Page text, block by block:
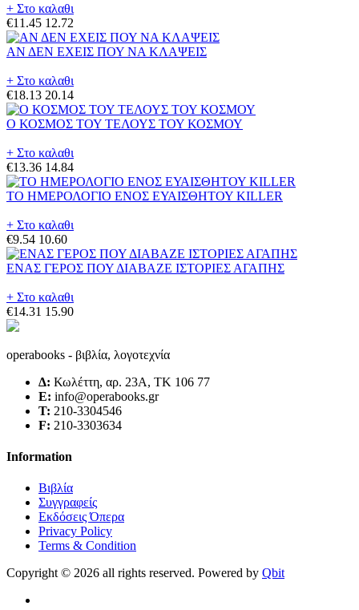
+ Στο καλαθι
€11.45 12.72
ΑΝ ΔΕΝ ΕΧΕΙΣ ΠΟΥ ΝΑ ΚΛΑΨΕΙΣ
+ Στο καλαθι
€18.13 20.14
Ο ΚΟΣΜΟΣ ΤΟΥ ΤΕΛΟΥΣ ΤΟΥ ΚΟΣΜΟΥ
+ Στο καλαθι
€13.36 14.84
ΤΟ ΗΜΕΡΟΛΟΓΙΟ ΕΝΟΣ ΕΥΑΙΣΘΗΤΟΥ KILLER
+ Στο καλαθι
€9.54 10.60
ΕΝΑΣ ΓΕΡΟΣ ΠΟΥ ΔΙΑΒΑΖΕ ΙΣΤΟΡΙΕΣ ΑΓΑΠΗΣ
+ Στο καλαθι
€14.31 15.90
operabooks - βιβλία, λογοτεχνία
Δ: Κωλέττη, αρ. 23Α, ΤΚ 106 77
E: info@operabooks.gr
Τ: 210-3304546
F: 210-3303634
Information
Βιβλία
Συγγραφείς
Εκδόσεις Όπερα
Privacy Policy
Terms & Condition
Copyright © 2026 all rights reserved. Powered by Qbit